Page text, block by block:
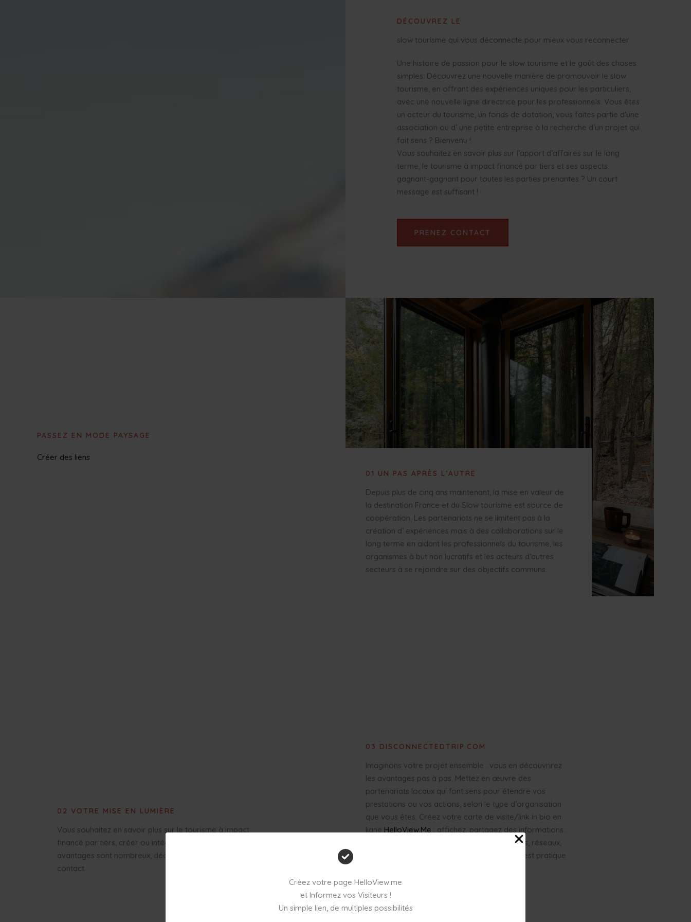
Créez votre page HelloView.me
et Informez vos Visiteurs !
Un simple lien, de multiples possibilités
DÉCOUVREZ LE
slow tourisme qui vous déconnecte pour mieux vous reconnecter
Une histoire de passion pour le slow tourisme et le goût des choses
simples. Découvrez une nouvelle manière de promouvoir le slow
tourisme, en offrant des expériences uniques pour les particuliers,
avec une nouvelle ligne directrice pour les professionnels. Vous êtes
un acteur du tourisme, un fonds de dotation, vous faites partie d’une
association ou d’ une petite entreprise à la recherche d’un projet qui
fait sens ? Bienvenu !
Vous souhaitez en savoir plus sur l’apport d’affaires sur le long
terme, le tourisme à impact financé par tiers et ses aspects
gagnant-gagnant pour toutes les parties prenantes ? Un court
message est suffisant !
PRENEZ CONTACT
PASSEZ EN MODE PAYSAGE
Créer des liens
01 UN PAS APRÈS L’AUTRE
Depuis plus de cinq ans maintenant, la mise en valeur de
la destination France et du Slow tourisme est source de
coopération. Les partenariats ne se limitent pas à la
création d’ expériences mais à des collaborations sur le
long terme en aidant les professionnels du tourisme, les
organismes à but non lucratifs et les acteurs d’autres
secteurs à se rejoindre sur des objectifs communs.
02 VOTRE MISE EN LUMIÈRE
Vous souhaitez en savoir plus sur le tourisme à impact
financé par tiers, créer ou intégrer un projet ? Les
avantages sont nombreux, découvrez-les, prenez
contact.
03 DISCONNECTEDTRIP.COM
Imaginons votre projet ensemble : vous en découvrirez
les avantages pas à pas. Mettez en œuvre des
partenariats locaux qui font sens pour étendre vos
prestations ou vos actions, selon le type d’organisation
que vous êtes. Créez votre carte de visite/link in bio en
ligne HelloView.Me : affichez, partagez des informations :
un lien ou QRcode intégrable à vos e-mailings, réseaux,
sites… Un lien plein de liens qui crée du lien, c’est pratique